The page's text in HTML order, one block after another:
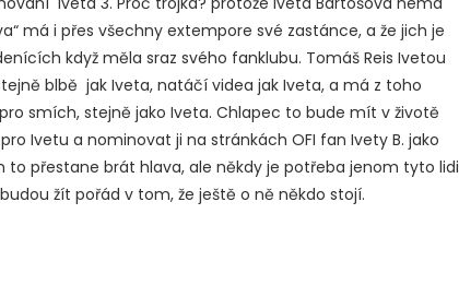
má i přes všechny extempore své zastánce, a že jich je
když měla sraz svého fanklubu. Tomáš Reis Ivetou
blbě jak Iveta, natáčí videa jak Iveta, a má z toho
smích, stejně jako Iveta. Chlapec to bude mít v životě
Ivetu a nominovat ji na stránkách OFI fan Ivety B. jako
to přestane brát hlava, ale někdy je potřeba jenom tyto lidi
žít pořád v tom, že ještě o ně někdo stojí.